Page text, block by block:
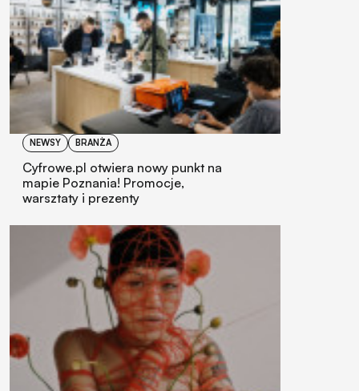
NEWSY BRANŻA
Cyfrowe.pl otwiera nowy punkt na
mapie Poznania! Promocje,
warsztaty i prezenty